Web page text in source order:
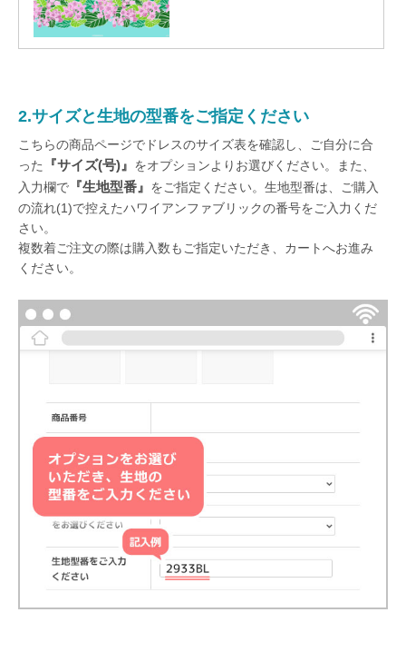
2.サイズと生地の型番をご指定ください
こちらの商品ページでドレスのサイズ表を確認し、ご自分に合
った
『サイズ(号)』 をオプションよりお選びください。また、
入力欄で 『生地型番』 をご指定ください。生地型番は、ご購入
の流れ(1)で控えたハワイアンファブリックの番号をご入力くだ
さい。
複数着ご注文の際は購入数もご指定いただき、カートへお進み
ください。